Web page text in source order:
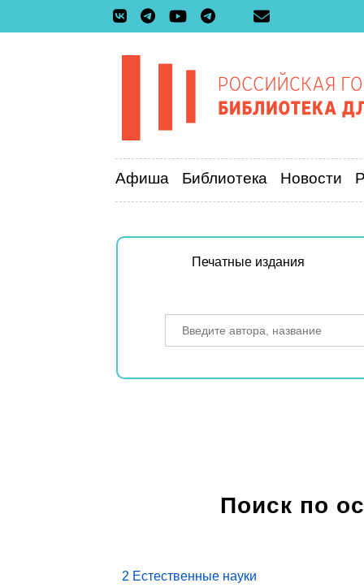
Афиша Библиотека Новости
Печатные издания
Поиск по
2 Естественные науки